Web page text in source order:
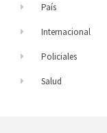
País
Internacional
Policiales
Salud